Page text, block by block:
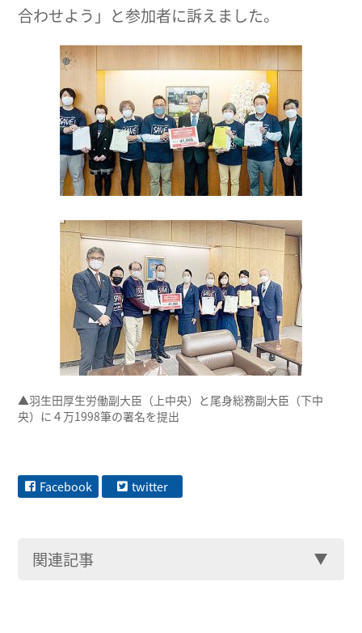
合わせよう」と参加者に訴えました。
▲羽生田厚生労働副大臣（上中央）と尾身総務副大臣（下中
央）に４万1998筆の署名を提出
Facebook twitter
関連記事